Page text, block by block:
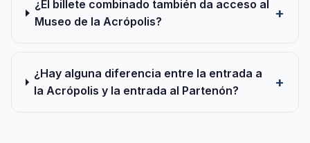
¿El billete combinado también da acceso al
Museo de la Acrópolis?
¿Hay alguna diferencia entre la entrada a
la Acrópolis y la entrada al Partenón?